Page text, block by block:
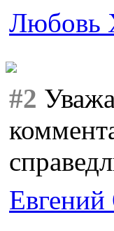
Любовь
#2
Евгений